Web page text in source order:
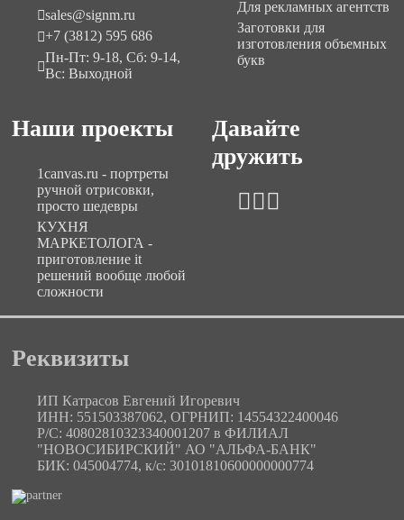
sales@signm.ru
+7 (3812) 595 686
Пн-Пт: 9-18, Сб: 9-14,
Вс: Выходной
Для рекламных агентств
Заготовки для
изготовления объемных
букв
Наши проекты
1canvas.ru - портреты
ручной отрисовки,
просто шедевры
КУХНЯ
МАРКЕТОЛОГА -
приготовление it
решений вообще любой
сложности
Давайте
дружить
Реквизиты
ИП Катрасов Евгений Игоревич
ИНН: 551503387062, ОГРНИП: 14554322400046
Р/С: 40802810323340001207 в ФИЛИАЛ
"НОВОСИБИРСКИЙ" АО "АЛЬФА-БАНК"
БИК: 045004774, к/с: 30101810600000000774